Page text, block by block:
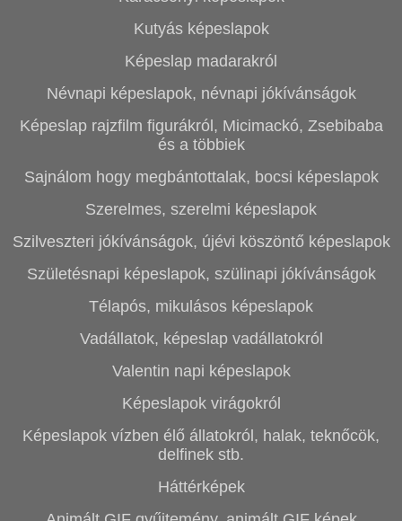
Kutyás képeslapok
Képeslap madarakról
Névnapi képeslapok, névnapi jókívánságok
Képeslap rajzfilm figurákról, Micimackó, Zsebibaba
és a többiek
Sajnálom hogy megbántottalak, bocsi képeslapok
Szerelmes, szerelmi képeslapok
Szilveszteri jókívánságok, újévi köszöntő képeslapok
Születésnapi képeslapok, szülinapi jókívánságok
Télapós, mikulásos képeslapok
Vadállatok, képeslap vadállatokról
Valentin napi képeslapok
Képeslapok virágokról
Képeslapok vízben élő állatokról, halak, teknőcök,
delfinek stb.
Háttérképek